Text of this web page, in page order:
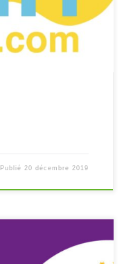
Publié 20 décembre 2019